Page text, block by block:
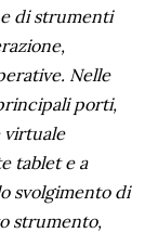
di strumenti
Nelle
porti,
virtuale
tablet e a
svolgimento di
strumento,